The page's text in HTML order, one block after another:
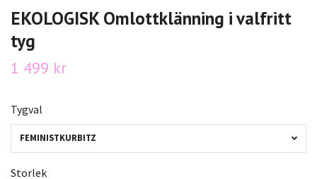
EKOLOGISK Omlottklänning i valfritt
tyg
1 499 kr
Tygval
FEMINISTKURBITZ
Storlek